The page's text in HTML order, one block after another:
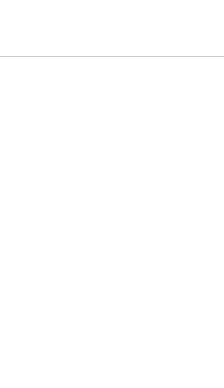
平台，每周放送国内外精彩纹身图